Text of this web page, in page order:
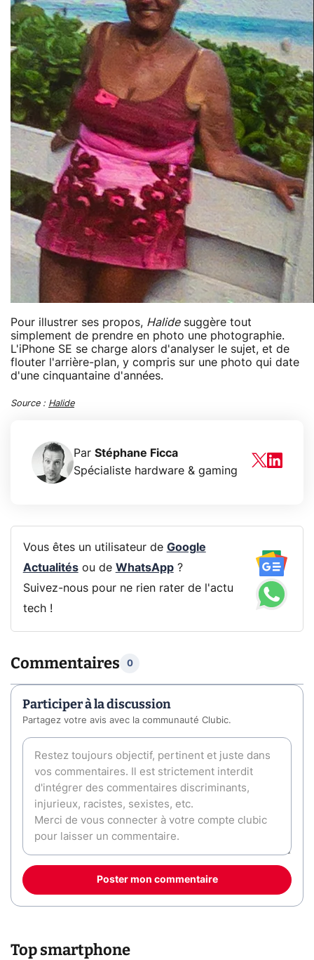
Pour illustrer ses propos, Halidesuggère tout
simplement de prendre en photo une photographie.
L'iPhone SE se charge alors d'analyser le sujet, et de
flouter l'arrière-plan, y compris sur une photo qui date
d'une cinquantaine d'années.
Source : Halide
Par Stéphane Ficca
Spécialiste hardware & gaming
Vous êtes un utilisateur de Google
Actualitésou de WhatsApp?
Suivez-nous pour ne rien rater de l'actu
tech !
Commentaires 0
Participer à la discussion
Partagez votre avis avec la communauté Clubic.
Poster mon commentaire
Top smartphone